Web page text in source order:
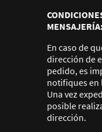
MENSAJERÍA:
En caso de
dirección de
pedido, es
notifiques en
Una vez
posible
dirección.